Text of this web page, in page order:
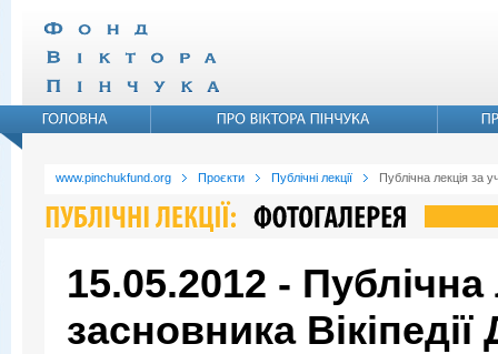
www.pinchukfund.org Проєкти Публічні лекції Публічна лекція за
15.05.2012 - Публічна
засновника